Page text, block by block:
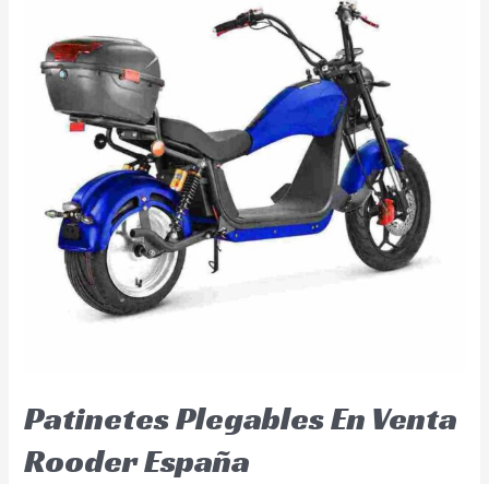
Patinetes Plegables En Venta
Rooder España